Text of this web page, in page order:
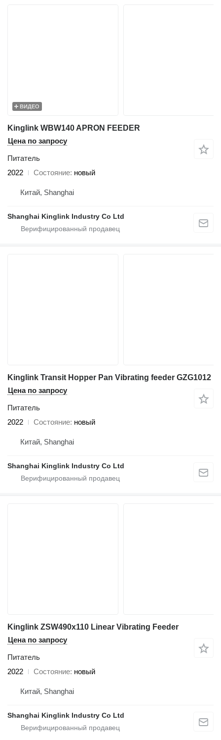
ВИДЕО
Kinglink WBW140 APRON FEEDER
Цена по запросу
Питатель
2022
Состояние новый
Китай, Shanghai
Shanghai Kinglink Industry Co Ltd
Kinglink Transit Hopper Pan Vibrating feeder GZG1012
Цена по запросу
Питатель
2022
Состояние новый
Китай, Shanghai
Shanghai Kinglink Industry Co Ltd
Kinglink ZSW490x110 Linear Vibrating Feeder
Цена по запросу
Питатель
2022
Состояние новый
Китай, Shanghai
Shanghai Kinglink Industry Co Ltd